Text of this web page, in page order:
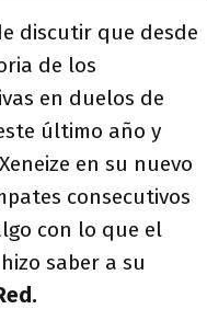
discutir que desde
de los
en duelos de
último año y
en su nuevo
consecutivos
con lo que el
saber a su